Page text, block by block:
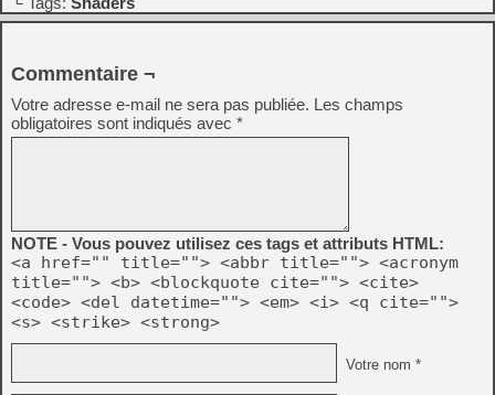
Commentaire ¬
Votre adresse e-mail ne sera pas publiée. Les champs
obligatoires sont indiqués avec *
NOTE - Vous pouvez utilisez ces tags et attributs HTML:
<a href="" title=""> <abbr title=""> <acronym
title=""> <b> <blockquote cite=""> <cite>
<code> <del datetime=""> <em> <i> <q cite="">
<s> <strike> <strong>
Votre nom *